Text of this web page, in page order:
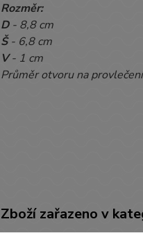
Rozměr:
D- 8,8cm
Š- 6,8 cm
V- 1 cm
Průměr otvoru na
Zboží zařazeno v